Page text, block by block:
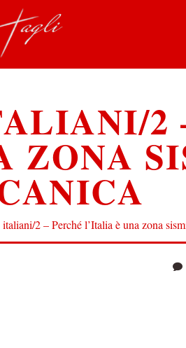
2
ZONA
2 – Perché l’Italia è una zona